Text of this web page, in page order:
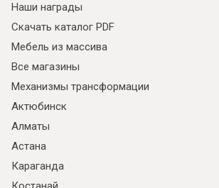
Наши награды
Скачать каталог PDF
Мебель из массива
Все магазины
Механизмы трансформации
Актюбинск
Алматы
Астана
Караганда